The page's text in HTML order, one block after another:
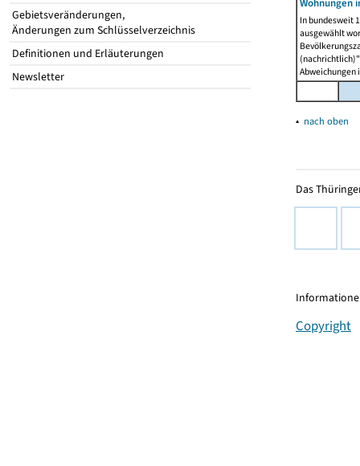
Gebietsveränderungen,
Änderungen zum Schlüsselverzeichnis
Definitionen und Erläuterungen
Newsletter
In bundesweit
ausgewählt
Abweichungen
▴ nach oben
Das
Copyright